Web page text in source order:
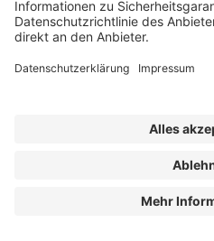
[1] DIN EN 1176-7
Spielplatzböden – Teil